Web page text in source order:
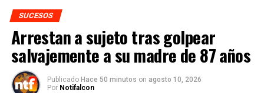
SUCESOS
Arrestan a sujeto tras golpear
salvajemente a su madre de 87 años
Publicado Hace 50 minutos on agosto 10, 2026
Por Notifalcon